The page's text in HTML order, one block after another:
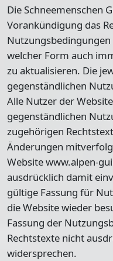
Die Schneemenschen
Vorankündigung das
welcher Form auch
zu aktualisieren. Die
gegenständlichen
Alle Nutzer der
gegenständlichen
zugehörigen
Änderungen
Website www.alpen-
ausdrücklich damit
gültige Fassung für
die Website wieder
Fassung der
Rechtstexte nicht
widersprechen.